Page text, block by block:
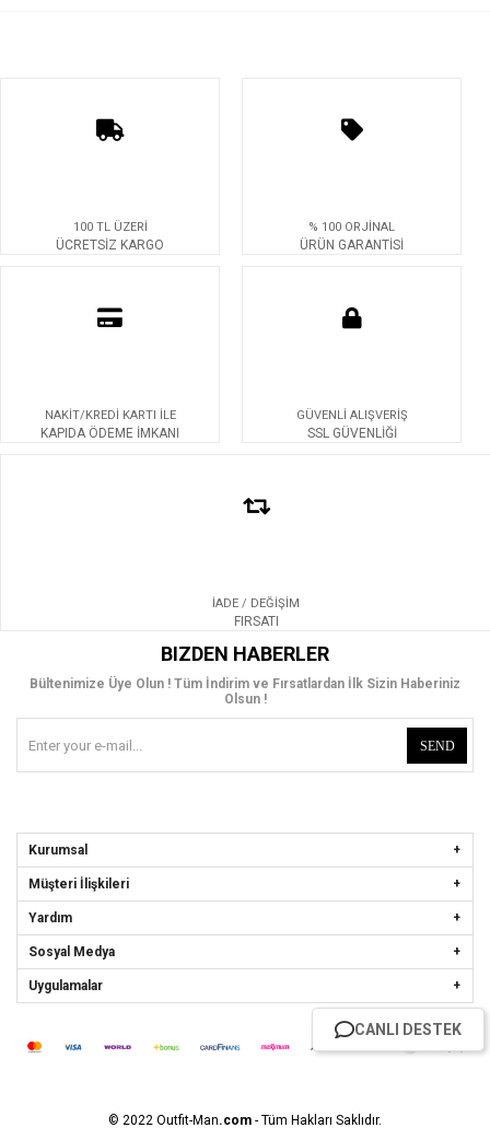
100 TL ÜZERİ
ÜCRETSİZ KARGO
% 100 ORJİNAL
ÜRÜN GARANTİSİ
NAKİT/KREDİ KARTI İLE
KAPIDA ÖDEME İMKANI
GÜVENLİ ALIŞVERİŞ
SSL GÜVENLİĞİ
İADE / DEĞİŞİM
FIRSATI
BIZDEN HABERLER
Bültenimize Üye Olun ! Tüm İndirim ve Fırsatlardan İlk Sizin Haberiniz
Olsun !
SEND
Kurumsal
Müşteri İlişkileri
Yardım
Sosyal Medya
Uygulamalar
© 2022 Outfit-Man.com - Tüm Hakları Saklıdır.
CANLI DESTEK